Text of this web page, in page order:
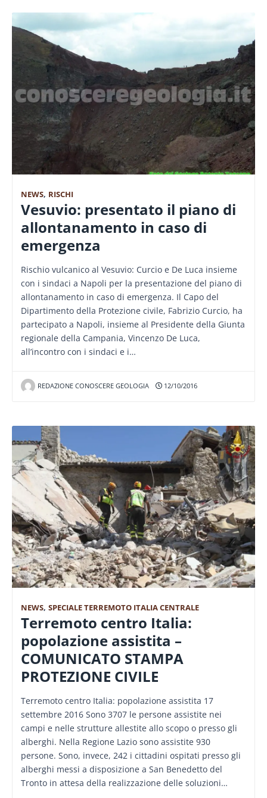
NEWS, RISCHI
Vesuvio: presentato il piano di
allontanamento in caso di
emergenza
Rischio vulcanico al Vesuvio: Curcio e De Luca insieme
con i sindaci a Napoli per la presentazione del piano di
allontanamento in caso di emergenza. Il Capo del
Dipartimento della Protezione civile, Fabrizio Curcio, ha
partecipato a Napoli, insieme al Presidente della Giunta
regionale della Campania, Vincenzo De Luca,
all’incontro con i sindaci e i…
REDAZIONE CONOSCERE GEOLOGIA 12/10/2016
NEWS, SPECIALE TERREMOTO ITALIA CENTRALE
Terremoto centro Italia:
popolazione assistita –
COMUNICATO STAMPA
PROTEZIONE CIVILE
Terremoto centro Italia: popolazione assistita 17
settembre 2016 Sono 3707 le persone assistite nei
campi e nelle strutture allestite allo scopo o presso gli
alberghi. Nella Regione Lazio sono assistite 930
persone. Sono, invece, 242 i cittadini ospitati presso gli
alberghi messi a disposizione a San Benedetto del
Tronto in attesa della realizzazione delle soluzioni…